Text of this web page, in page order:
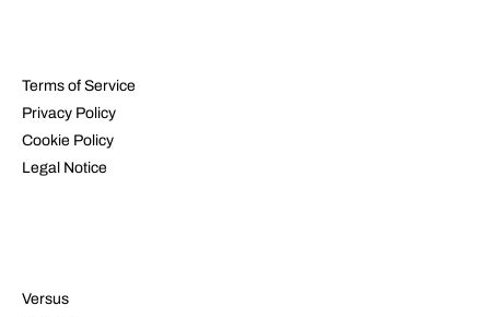
Terms of Service
Privacy Policy
Cookie Policy
Legal Notice
Versus